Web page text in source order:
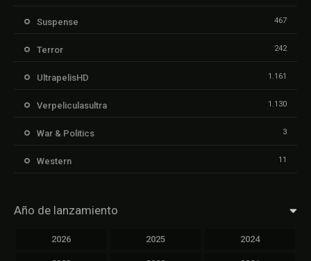
Suspense 467
Terror 242
UltrapelisHD 1.161
Verpeliculasultra 1.130
War & Politics 3
Western 11
Año de lanzamiento
2026 2025 2024